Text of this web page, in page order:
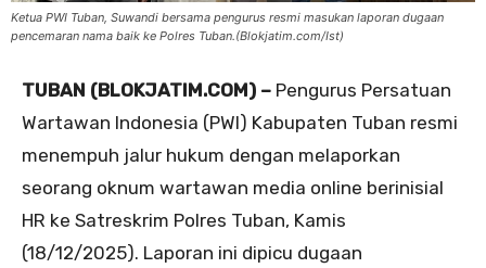
Ketua PWI Tuban, Suwandi bersama pengurus resmi masukan laporan dugaan
pencemaran nama baik ke Polres Tuban.(Blokjatim.com/Ist)
TUBAN (BLOKJATIM.COM) – Pengurus Persatuan
Wartawan Indonesia (PWI) Kabupaten Tuban resmi
menempuh jalur hukum dengan melaporkan
seorang oknum wartawan media online berinisial
HR ke Satreskrim Polres Tuban, Kamis
(18/12/2025). Laporan ini dipicu dugaan